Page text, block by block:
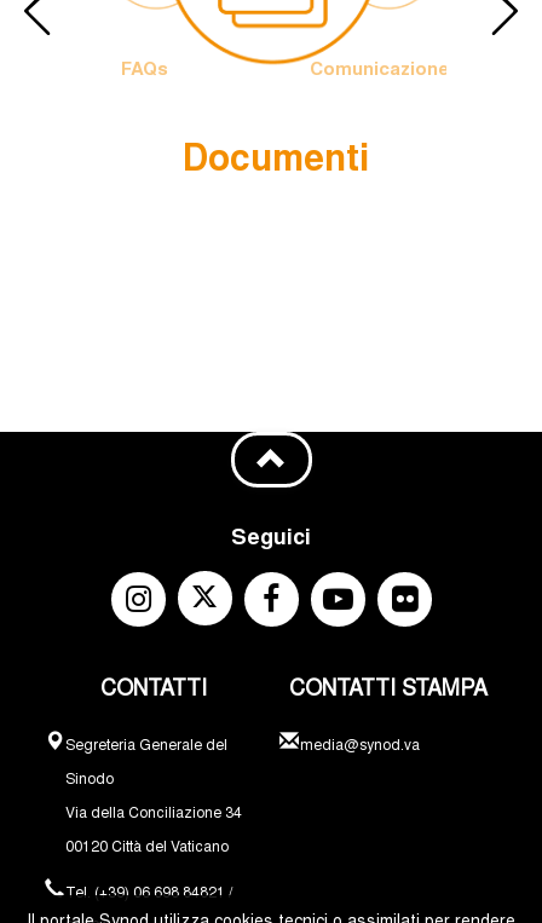
FAQs
Documenti
Comunicazione
Seguici
CONTATTI
Segreteria Generale del
Sinodo
Via della Conciliazione 34
00120 Città del Vaticano
Tel. (+39) 06 698 84821 /
CONTATTI STAMPA
media@synod.va